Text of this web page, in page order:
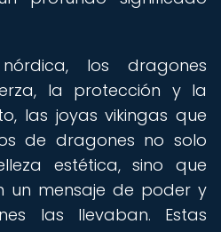
los dragones
la protección y la
las joyas vikingas que
de dragones no solo
estética, sino que
un mensaje de poder y
las llevaban. Estas